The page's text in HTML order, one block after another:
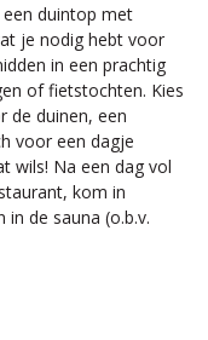
duintop met
je nodig hebt voor
in een prachtig
of fietstochten. Kies
de duinen, een
voor een dagje
wils! Na een dag vol
kom in
de sauna (o.b.v.